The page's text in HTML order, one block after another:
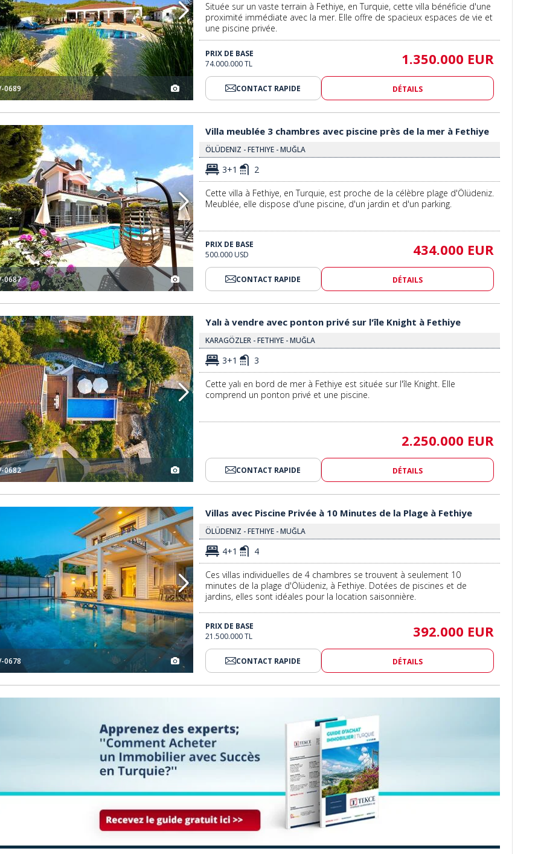
0689
Située sur un vaste terrain à Fethiye, en Turquie, cette villa bénéficie d'une
proximité immédiate avec la mer. Elle offre de spacieux espaces de vie et
une piscine privée.
PRIX DE BASE
74.000.000 TL
1.350.000 EUR
CONTACT RAPIDE DÉTAILS
2
Villa Meublée 3 Chambres Avec Piscine Près De La Mer À Fethiye 3
0687
Villa meublée 3 chambres avec piscine près de la mer à Fethiye
ÖLÜDENIZ - FETHIYE - MUĞLA
3+1 2
Cette villa à Fethiye, en Turquie, est proche de la célèbre plage d'Ölüdeniz.
Meublée, elle dispose d'une piscine, d'un jardin et d'un parking.
PRIX DE BASE
500.000 USD
434.000 EUR
CONTACT RAPIDE DÉTAILS
Yalı À Vendre Avec Ponton Privé Sur L'île Knight À Fethiye 3
0682
Yalı à vendre avec ponton privé sur l'île Knight à Fethiye
KARAGÖZLER - FETHIYE - MUĞLA
3+1 3
Cette yalı en bord de mer à Fethiye est située sur l'île Knight. Elle
comprend un ponton privé et une piscine.
2.250.000 EUR
CONTACT RAPIDE DÉTAILS
Villas Avec Piscine Privée À 10 Minutes De La Plage À Fethiye 3
0678
Villas avec Piscine Privée à 10 Minutes de la Plage à Fethiye
ÖLÜDENIZ - FETHIYE - MUĞLA
4+1 4
Ces villas individuelles de 4 chambres se trouvent à seulement 10
minutes de la plage d'Ölüdeniz, à Fethiye. Dotées de piscines et de
jardins, elles sont idéales pour la location saisonnière.
PRIX DE BASE
21.500.000 TL
392.000 EUR
CONTACT RAPIDE DÉTAILS